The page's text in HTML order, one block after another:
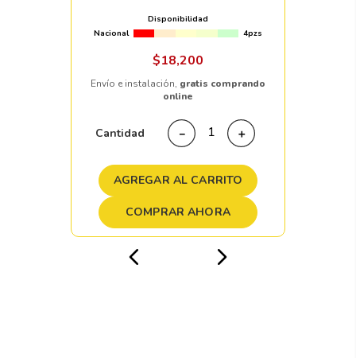
Disponibilidad
Nacional
4pzs
$18,200
Envío e instalación, gratis comprando
online
Cantidad ＋
－
AGREGAR AL CARRITO
COMPRAR AHORA